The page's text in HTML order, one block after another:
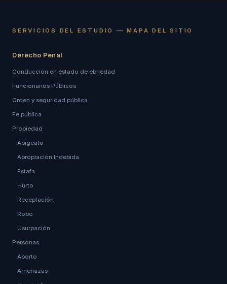
SERVICIOS DEL ESTUDIO — MAPA DEL SITIO
Derecho Penal
Conducción en estado de ebriedad
Funcionarios Públicos
Orden y seguridad pública
Fe pública
Propiedad
Abigeato
Apropiación Indebida
Estafa
Hurto
Receptación
Robo
Usurpación
Personas
Aborto
Amenazas